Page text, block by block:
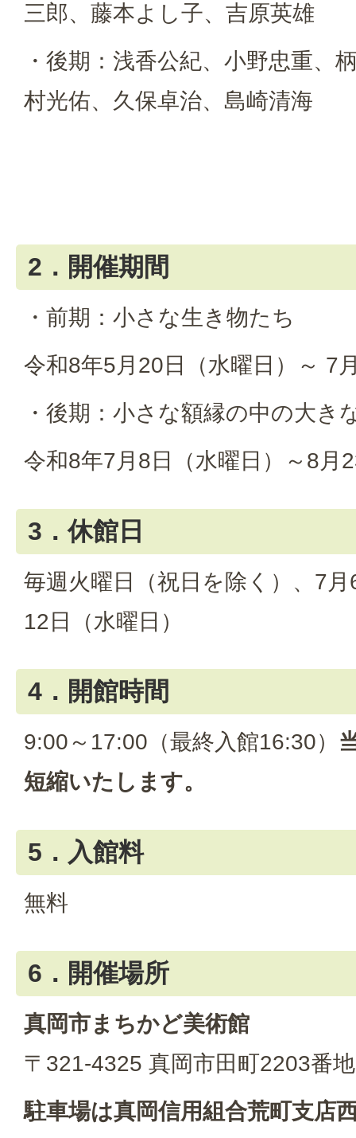
三郎、藤本よし子、吉原英雄
・後期：浅香公紀、小野忠重、
村光佑、久保卓治、島崎清海
2．開催期間
・前期：小さな生き物たち
令和8年5月20日（水曜日）～ 7
・後期：小さな額縁の中の大き
令和8年7月8日（水曜日）～8月
3．休館日
毎週火曜日（祝日を除く）、7
12日（水曜日）
4．開館時間
9:00～17:00（最終入館16:30）
短縮いたします。
5．入館料
無料
6．開催場所
真岡市まちかど美術館
〒321-4325 真岡市田町2203番
駐車場は真岡信用組合荒町支店